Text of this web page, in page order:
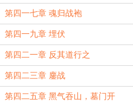
第四一七章 魂归战袍
第四一九章 埋伏
第四二一章 反其道行之
第四二三章 鏖战
第四二五章 黑气吞山，墓门开